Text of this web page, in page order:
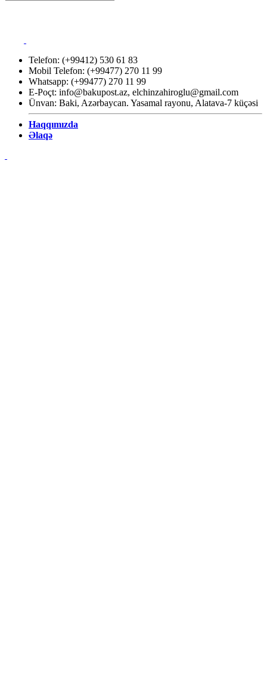
Telefon: (+99412) 530 61 83
Mobil Telefon: (+99477) 270 11 99
Whatsapp: (+99477) 270 11 99
E-Poçt: info@bakupost.az, elchinzahiroglu@gmail.com
Ünvan: Baki, Azərbaycan. Yasamal rayonu, Alatava-7 küçəsi
Haqqımızda
Əlaqə